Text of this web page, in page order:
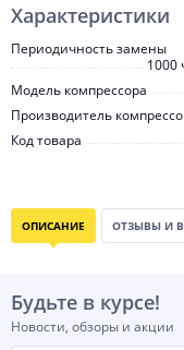
Характеристики
Периодичность замены
1000
Модель компрессора
Производитель
Код товара
ОПИСАНИЕ ОТЗЫВЫ И
Будьте в курсе!
Новости, обзоры и акции